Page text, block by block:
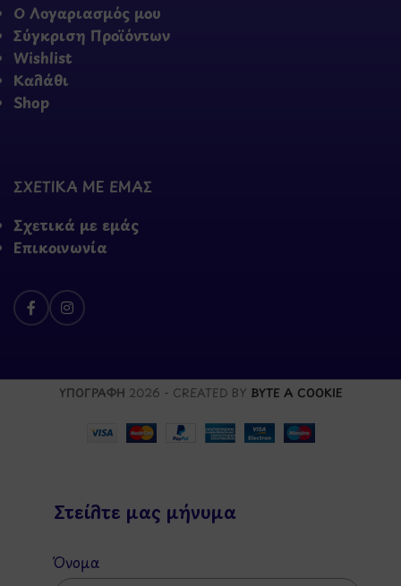
Ο Λογαριασμός μου
Σύγκριση Προϊόντων
Wishlist
Καλάθι
Shop
ΣΧΕΤΙΚΑ ΜΕ ΕΜΑΣ
Σχετικά με εμάς
Επικοινωνία
ΥΠΟΓΡΑΦΗ 2026 - CREATED BY BYTE A COOKIE
Στείλτε μας μήνυμα
Όνομα